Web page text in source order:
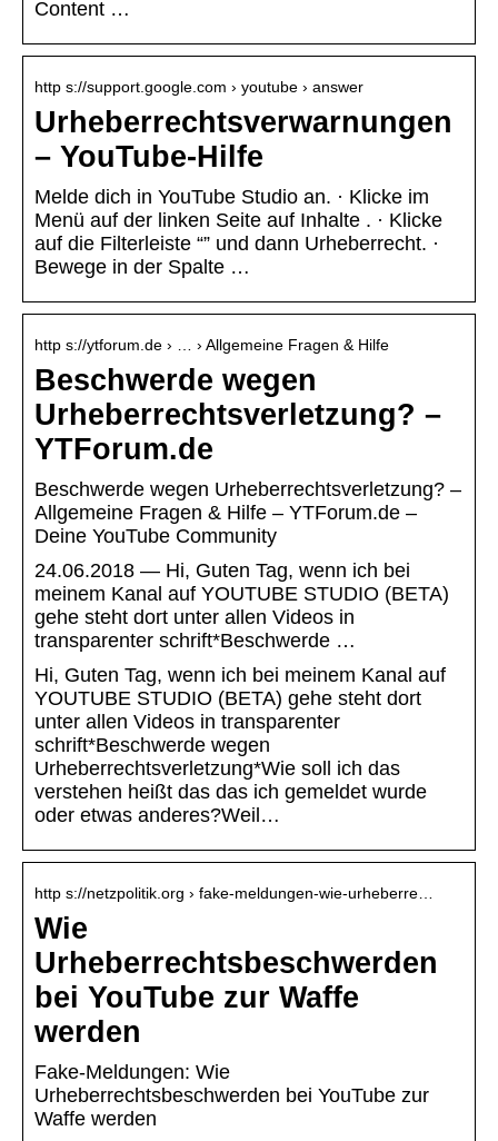
Content …
http s://support.google.com › youtube › answer
Urheberrechtsverwarnungen
– YouTube-Hilfe
Melde dich in YouTube Studio an. · Klicke im
Menü auf der linken Seite auf Inhalte . · Klicke
auf die Filterleiste “” und dann Urheberrecht. ·
Bewege in der Spalte …
http s://ytforum.de › … › Allgemeine Fragen & Hilfe
Beschwerde wegen
Urheberrechtsverletzung? –
YTForum.de
Beschwerde wegen Urheberrechtsverletzung? –
Allgemeine Fragen & Hilfe – YTForum.de –
Deine YouTube Community
24.06.2018 — Hi, Guten Tag, wenn ich bei
meinem Kanal auf YOUTUBE STUDIO (BETA)
gehe steht dort unter allen Videos in
transparenter schrift*Beschwerde …
Hi, Guten Tag, wenn ich bei meinem Kanal auf
YOUTUBE STUDIO (BETA) gehe steht dort
unter allen Videos in transparenter
schrift*Beschwerde wegen
Urheberrechtsverletzung*Wie soll ich das
verstehen heißt das das ich gemeldet wurde
oder etwas anderes?Weil…
http s://netzpolitik.org › fake-meldungen-wie-urheberre…
Wie
Urheberrechtsbeschwerden
bei YouTube zur Waffe
werden
Fake-Meldungen: Wie
Urheberrechtsbeschwerden bei YouTube zur
Waffe werden